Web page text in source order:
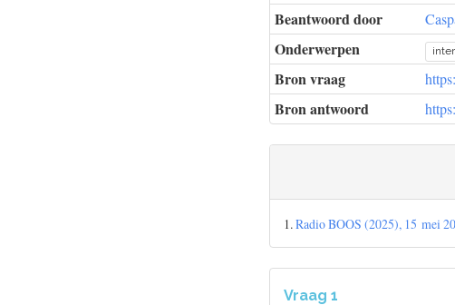
Beantwoord door
Onderwerpen
Bron vraag
Bron antwoord
1.Radio BOOS (2025), 15 mei
Vraag 1